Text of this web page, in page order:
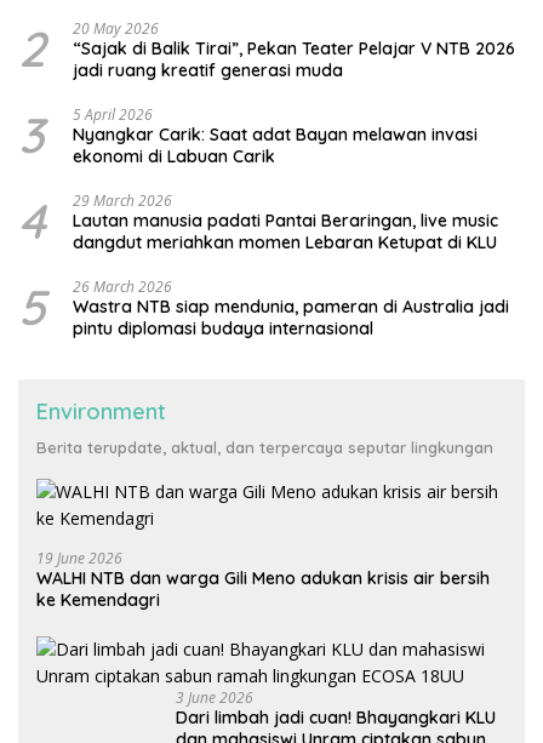
2 20 May 2026
“Sajak di Balik Tirai”, Pekan Teater Pelajar V NTB 2026
jadi ruang kreatif generasi muda
3 5 April 2026
Nyangkar Carik: Saat adat Bayan melawan invasi
ekonomi di Labuan Carik
4 29 March 2026
Lautan manusia padati Pantai Beraringan, live music
dangdut meriahkan momen Lebaran Ketupat di KLU
5 26 March 2026
Wastra NTB siap mendunia, pameran di Australia jadi
pintu diplomasi budaya internasional
Environment
Berita terupdate, aktual, dan terpercaya seputar lingkungan
19 June 2026
WALHI NTB dan warga Gili Meno adukan krisis air bersih
ke Kemendagri
3 June 2026
Dari limbah jadi cuan! Bhayangkari KLU